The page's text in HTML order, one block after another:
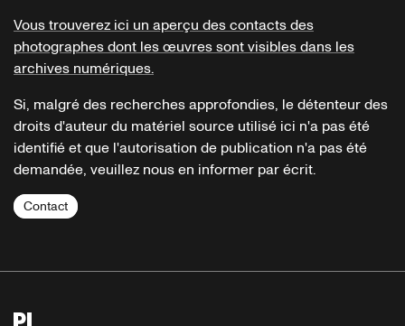
Vous trouverez ici un aperçu des contacts des
photographes dont les œuvres sont visibles dans les
archives numériques.
Si, malgré des recherches approfondies, le détenteur des
droits d'auteur du matériel source utilisé ici n'a pas été
identifié et que l'autorisation de publication n'a pas été
demandée, veuillez nous en informer par écrit.
Contact